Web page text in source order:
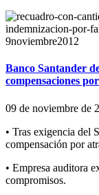
Banco Santander
compensaciones
09 de noviembre de
• Tras exigencia del
compensación por
• Empresa auditora
compromisos.